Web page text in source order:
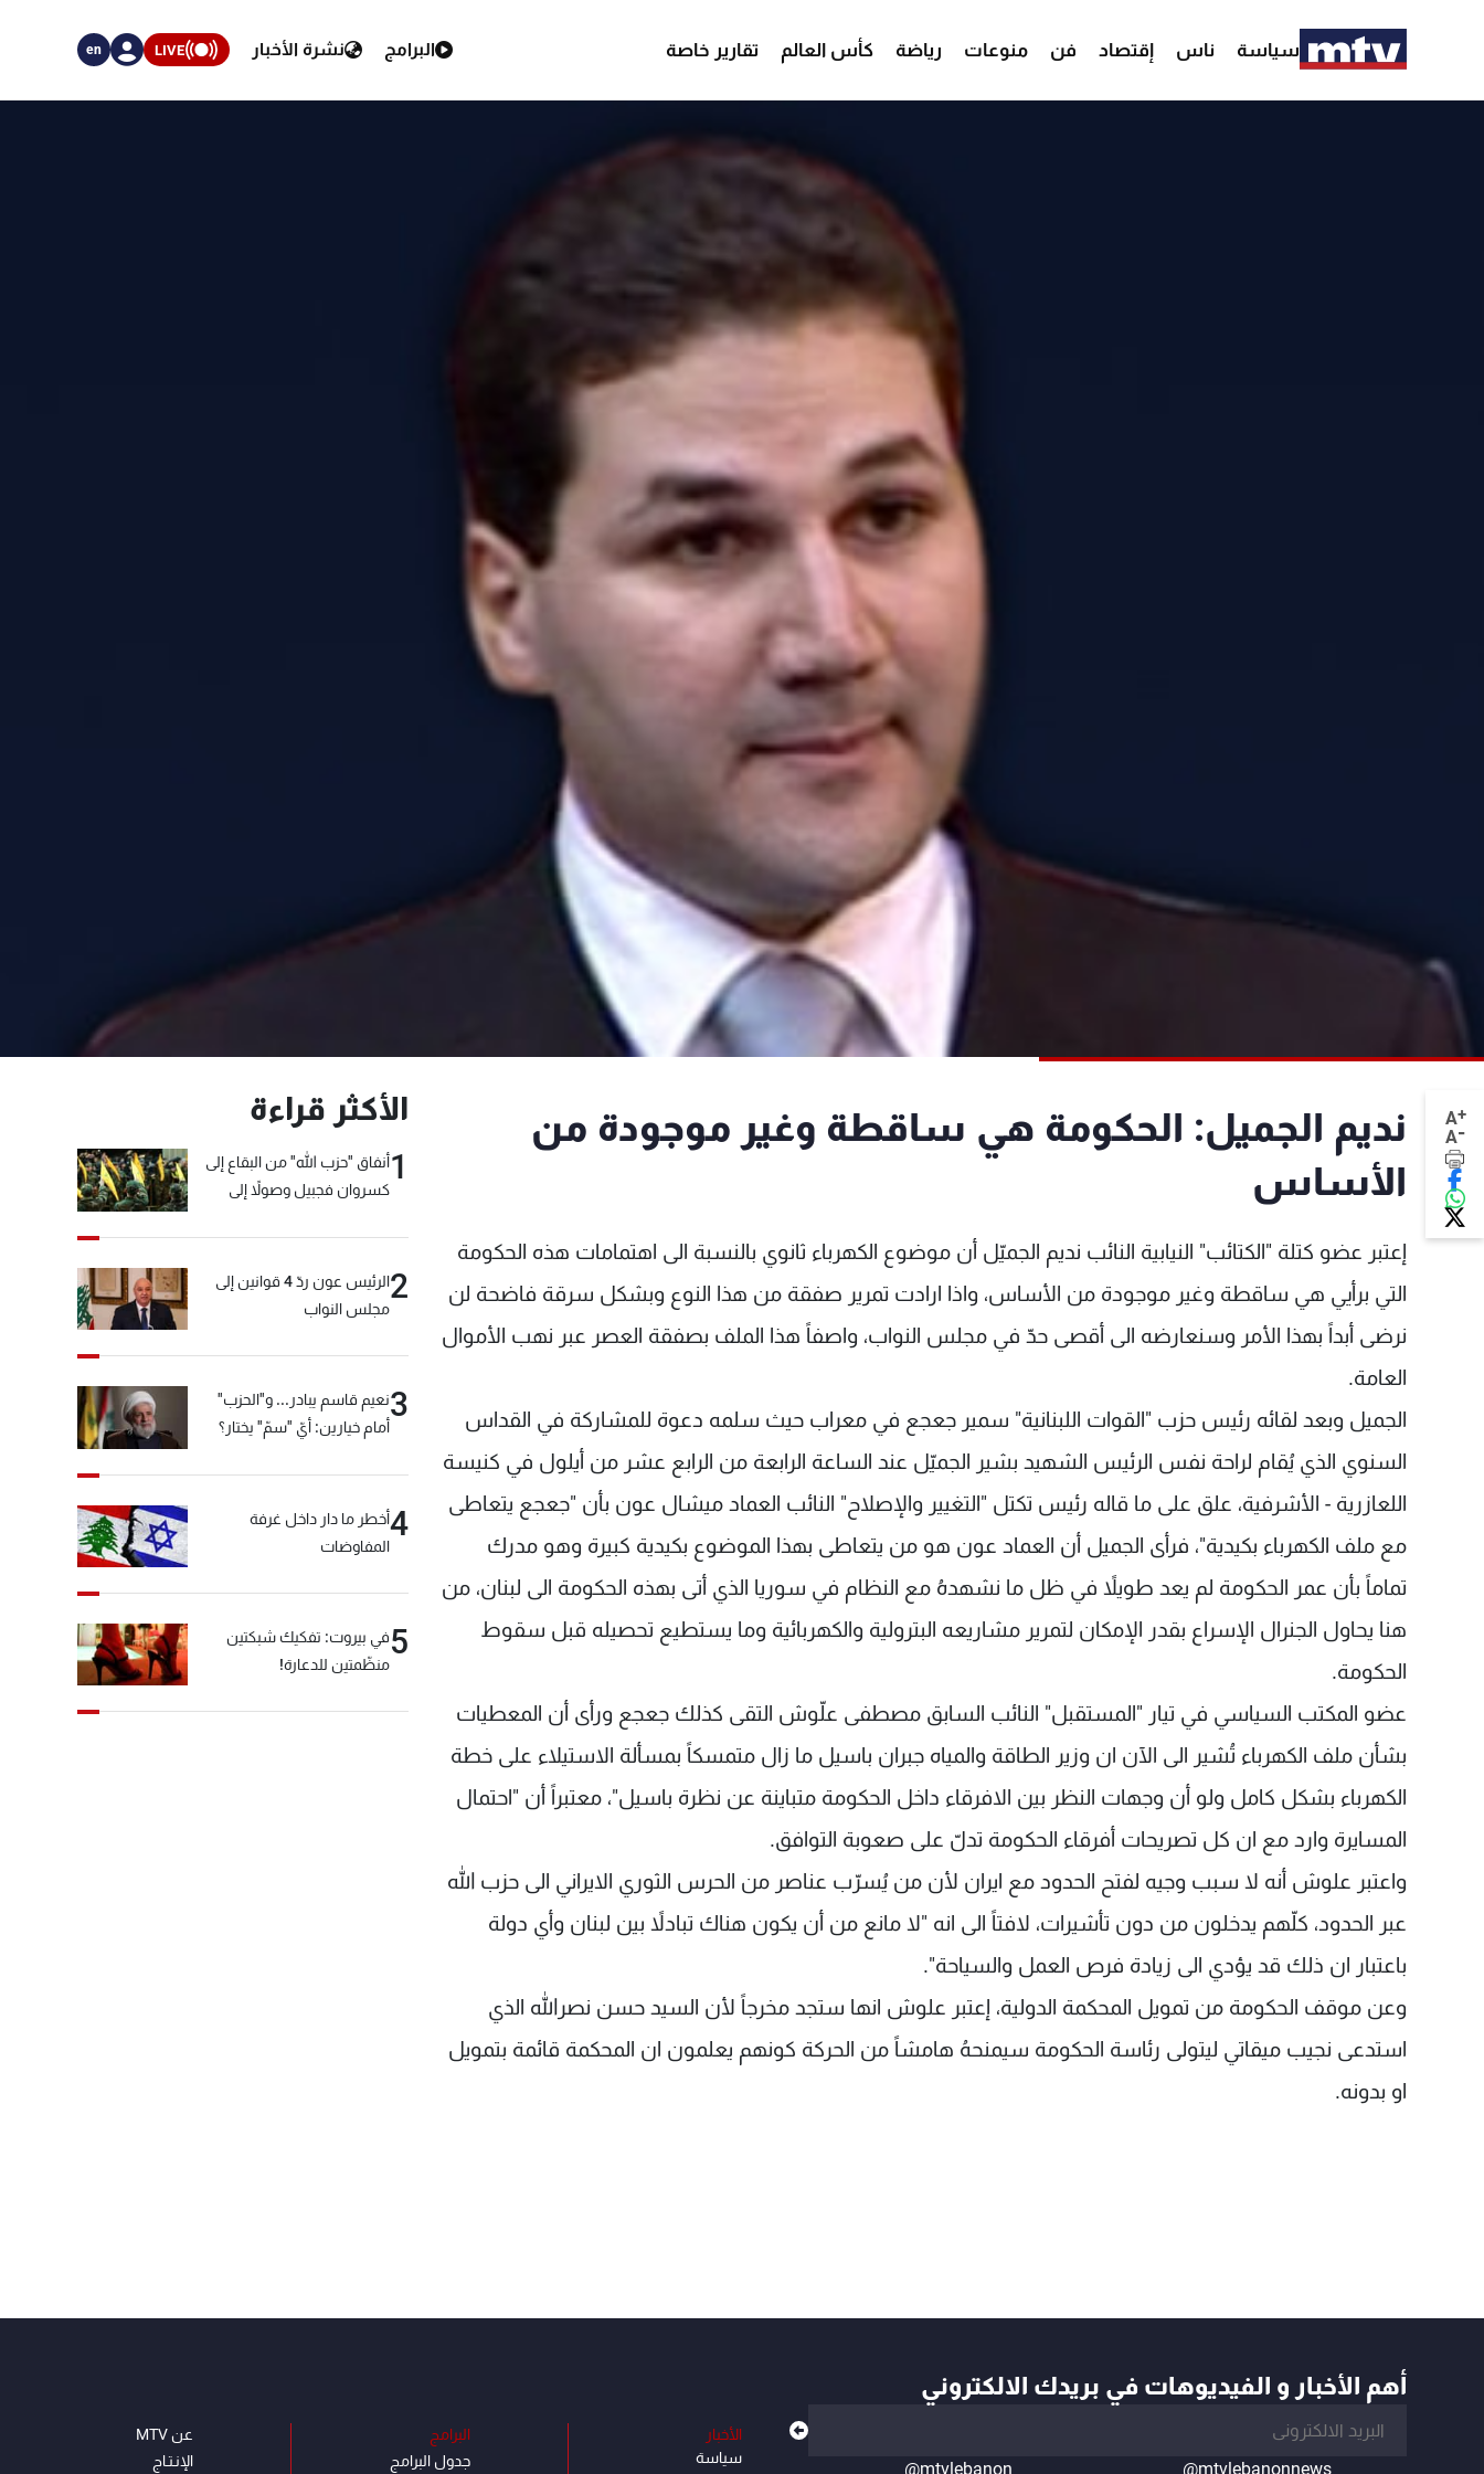
سياسة ناس إقتصاد فن منوعات رياضة كأس العالم تقارير خاصة البرامج نشرة الأخبار LIVE
en
A+
A-
نديم الجميل: الحكومة هي ساقطة وغير موجودة من
الأساس
إعتبر عضو كتلة "الكتائب" النيابية النائب نديم الجميّل أن موضوع الكهرباء ثانوي بالنسبة الى اهتمامات هذه الحكومة
التي برأيي هي ساقطة وغير موجودة من الأساس، واذا ارادت تمرير صفقة من هذا النوع وبشكل سرقة فاضحة لن
نرضى أبداً بهذا الأمر وسنعارضه الى أقصى حدّ في مجلس النواب، واصفاً هذا الملف بصفقة العصر عبر نهب الأموال
العامة.
الجميل وبعد لقائه رئيس حزب "القوات اللبنانية" سمير جعجع في معراب حيث سلمه دعوة للمشاركة في القداس
السنوي الذي يُقام لراحة نفس الرئيس الشهيد بشير الجميّل عند الساعة الرابعة من الرابع عشر من أيلول في كنيسة
اللعازرية - الأشرفية، علق على ما قاله رئيس تكتل "التغيير والإصلاح" النائب العماد ميشال عون بأن "جعجع يتعاطى
مع ملف الكهرباء بكيدية"، فرأى الجميل أن العماد عون هو من يتعاطى بهذا الموضوع بكيدية كبيرة وهو مدرك
تماماً بأن عمر الحكومة لم يعد طويلاً في ظل ما نشهدهُ مع النظام في سوريا الذي أتى بهذه الحكومة الى لبنان، من
هنا يحاول الجنرال الإسراع بقدر الإمكان لتمرير مشاريعه البترولية والكهربائية وما يستطيع تحصيله قبل سقوط
الحكومة.
عضو المكتب السياسي في تيار "المستقبل" النائب السابق مصطفى علّوش التقى كذلك جعجع ورأى أن المعطيات
بشأن ملف الكهرباء تُشير الى الآن ان وزير الطاقة والمياه جبران باسيل ما زال متمسكاً بمسألة الاستيلاء على خطة
الكهرباء بشكل كامل ولو أن وجهات النظر بين الافرقاء داخل الحكومة متباينة عن نظرة باسيل"، معتبراً أن "احتمال
المسايرة وارد مع ان كل تصريحات أفرقاء الحكومة تدلّ على صعوبة التوافق.
واعتبر علوش أنه لا سبب وجيه لفتح الحدود مع ايران لأن من يُسرّب عناصر من الحرس الثوري الايراني الى حزب الله
عبر الحدود، كلّهم يدخلون من دون تأشيرات، لافتاً الى انه "لا مانع من أن يكون هناك تبادلاً بين لبنان وأي دولة
باعتبار ان ذلك قد يؤدي الى زيادة فرص العمل والسياحة".
وعن موقف الحكومة من تمويل المحكمة الدولية، إعتبر علوش انها ستجد مخرجاً لأن السيد حسن نصرالله الذي
استدعى نجيب ميقاتي ليتولى رئاسة الحكومة سيمنحهُ هامشاً من الحركة كونهم يعلمون ان المحكمة قائمة بتمويل
او بدونه.
الأكثر قراءة
1أنفاق "حزب الله" من البقاع إلى
كسروان فجبيل وصولاً إلى
2
الرئيس عون ردّ 4 قوانين إلى
مجلس النواب
3نعيم قاسم يبادر... و"الحزب"
أمام خيارين: أيّ "سمّ" يختار؟
4أخطر ما دار داخل غرفة
المفاوضات
5في بيروت: تفكيك شبكتين
منظّمتين للدعارة!
أهم الأخبار و الفيديوهات في بريدك الالكتروني
@mtvlebanonnews
@mtvlebanon
الأخبار
سياسة
البرامج
جدول البرامج
عن MTV
الإنـتـاج